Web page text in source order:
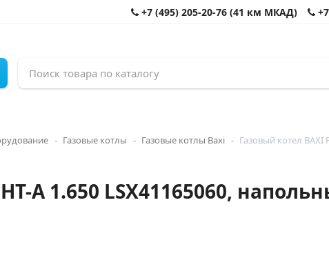
+7 (495) 205-20-76 (41 км МКАД)
Газовые котлы Газовые котлы Baxi Газовый котел
A 1.650 LSX41165060,